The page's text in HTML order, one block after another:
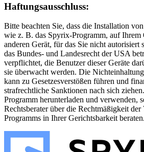
Haftungsausschluss:
Bitte beachten Sie, dass die Installation
wie z. B. das Spyrix-Programm, auf Ihrem
anderen Gerät, für das Sie nicht autorisiert
das Bundes- und Landesrecht der USA
verpflichtet, die Benutzer dieser Geräte
sie überwacht werden. Die
kann zu Gesetzesverstößen führen und
strafrechtliche Sanktionen nach sich
Programm herunterladen und verwenden,
Rechtsberater über die Rechtmäßigkeit
Programms in Ihrer Gerichtsbarkeit beraten.